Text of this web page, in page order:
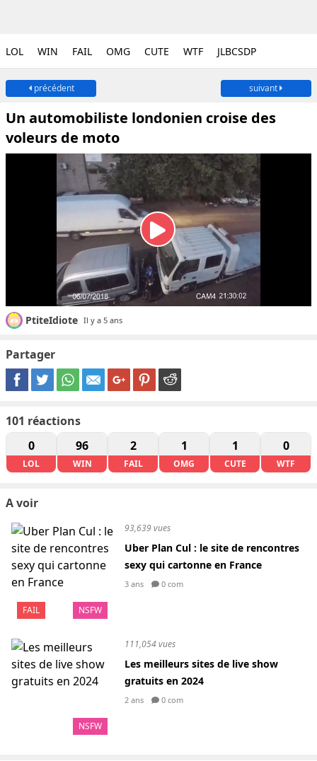
LOL WIN FAIL OMG CUTE WTF JLBCSDP
précédent suivant
Un automobiliste londonien croise des
voleurs de moto
PtiteIdiote Il y a 5 ans
Partager
101 réactions
0
LOL
96
WIN
2
FAIL
1
OMG
1
CUTE
0
WTF
A voir
FAIL NSFW
93,639 vues
Uber Plan Cul : le site de rencontres
sexy qui cartonne en France
3 ans 0 com
NSFW
111,054 vues
Les meilleurs sites de live show
gratuits en 2024
2 ans 0 com